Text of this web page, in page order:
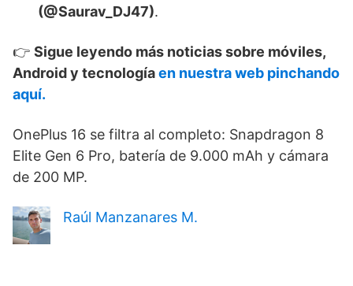
(@Saurav_DJ47).
👉 Sigue leyendo más noticias sobre móviles,
Android y tecnologíaen nuestra web pinchando
aquí.
OnePlus 16 se filtra al completo: Snapdragon 8
Elite Gen 6 Pro, batería de 9.000 mAh y cámara
de 200 MP.
Raúl Manzanares M.